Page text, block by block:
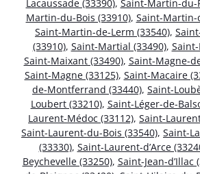
Lacaussade (33390), Saint-Martin-du-
Martin-du-Bois (33910), Saint-Martin-
Saint-Martin-de-Lerm (33540),
(33910), Saint-Martial (33490),
Saint-Maixant (33490), Saint-Magne-
Saint-Magne (33125), Saint-Macaire
de-Montferrand (33440), Saint-
Loubert (33210), Saint-Léger-de-
Laurent-Médoc (33112), Saint-
Saint-Laurent-du-Bois (33540), Saint-
(33330), Saint-Laurent-d’Arce
Beychevelle (33250), Saint-Jean-d’Illac